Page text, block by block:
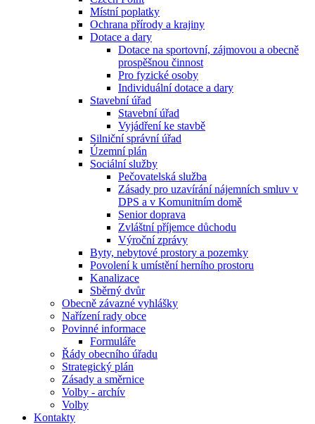
Místní poplatky
Ochrana přírody a krajiny
Dotace a dary
Dotace na sportovní, zájmovou a obecně
prospěšnou činnost
Pro fyzické osoby
Individuální dotace a dary
Stavební úřad
Stavební úřad
Vyjádření ke stavbě
Silniční správní úřad
Územní plán
Sociální služby
Pečovatelská služba
Zásady pro uzavírání nájemních smluv v
DPS a v Komunitním domě
Senior doprava
Zvláštní příjemce důchodu
Výroční zprávy
Byty, nebytové prostory a pozemky
Povolení k umístění herního prostoru
Kanalizace
Sběrný dvůr
Obecně závazné vyhlášky
Nařízení rady obce
Povinné informace
Formuláře
Řády obecního úřadu
Strategický plán
Zásady a směrnice
Volby - archív
Volby
Kontakty